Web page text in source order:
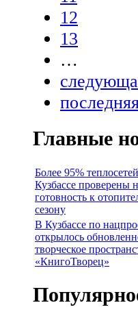
12
13
…
Главные
Более 95%
Кузбассе проверены
готовность к
сезону
В Кузбассе по
открылось
творческое
«КнигоТворец»